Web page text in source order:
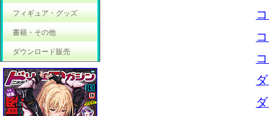
フィギュア・グッズ
書籍・その他
ダウンロード販売